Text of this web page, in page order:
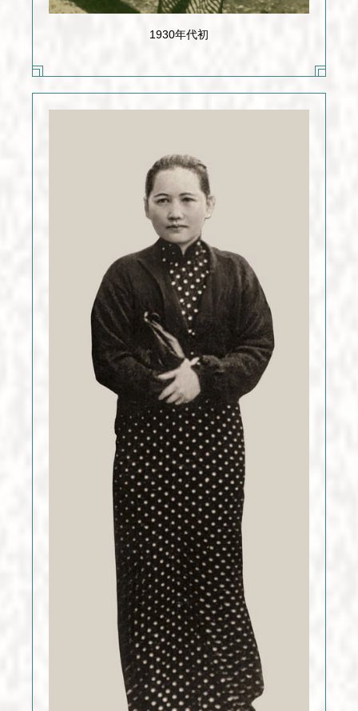
1930年代初